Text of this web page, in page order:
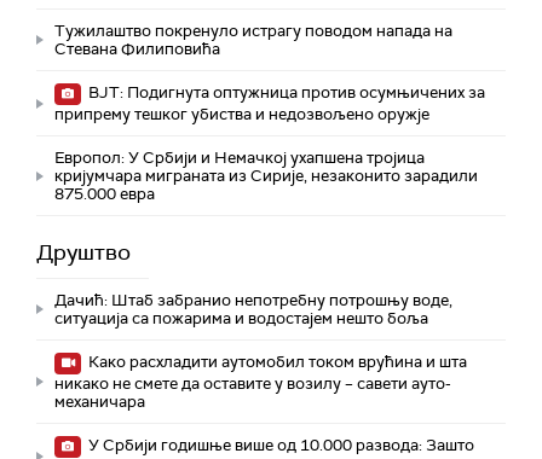
Тужилаштво покренуло истрагу поводом напада на
Стевана Филиповића
ВЈТ: Подигнута оптужница против осумњичених за
припрему тешког убиства и недозвољено оружје
Европол: У Србији и Немачкој ухапшена тројица
кријумчара миграната из Сирије, незаконито зарадили
875.000 евра
Друштво
Дачић: Штаб забранио непотребну потрошњу воде,
ситуација са пожарима и водостајем нешто боља
Како расхладити аутомобил током врућина и шта
никако не смете да оставите у возилу – савети ауто-
механичара
У Србији годишње више од 10.000 развода: Зашто